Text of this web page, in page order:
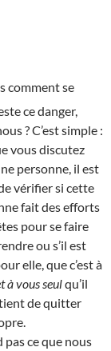
comment se
ce danger,
? C’est simple :
vous discutez
personne, il est
vérifier si cette
fait des efforts
pour se faire
ou s’il est
elle, que c’est à
à vous seulqu’il
de quitter
ce que nous